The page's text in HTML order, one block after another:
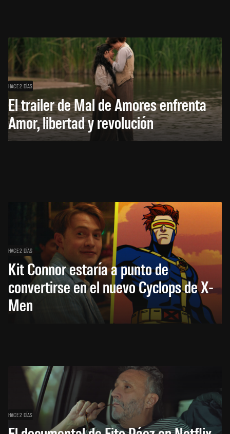
HACE 2 DÍAS
El trailer de Mal de Amores enfrenta
Amor, libertad y revolución
HACE 2 DÍAS
Kit Connor estaría a punto de
convertirse en el nuevo Cyclops de X-
Men
HACE 2 DÍAS